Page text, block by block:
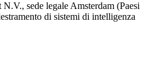
sede legale Amsterdam (Paesi
di sistemi di intelligenza